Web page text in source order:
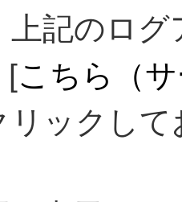
上記のロ
[こちら（
リックし